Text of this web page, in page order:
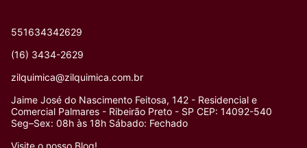
551634342629
(16) 3434-2629
zilquimica@zilquimica.com.br
Jaime José do Nascimento Feitosa, 142 - Residencial e
Comercial Palmares - Ribeirão Preto - SP CEP: 14092-540
Seg–Sex: 08h às 18h Sábado: Fechado